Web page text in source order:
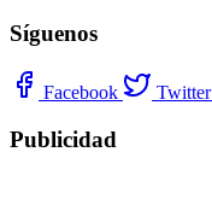
Síguenos
Facebook Twitter
Publicidad